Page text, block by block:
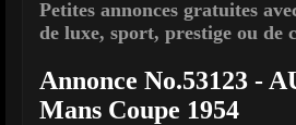
Petites annonces gratuites
de luxe, sport, prestige ou de
Annonce No.53123 -
Mans Coupe 1954